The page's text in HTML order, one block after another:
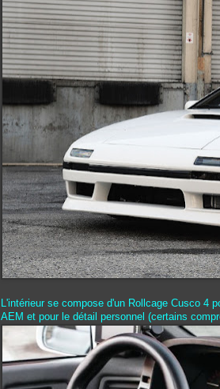
L'intérieur se compose d'un Rollcage Cusco 4
AEM et pour le détail personnel (certains